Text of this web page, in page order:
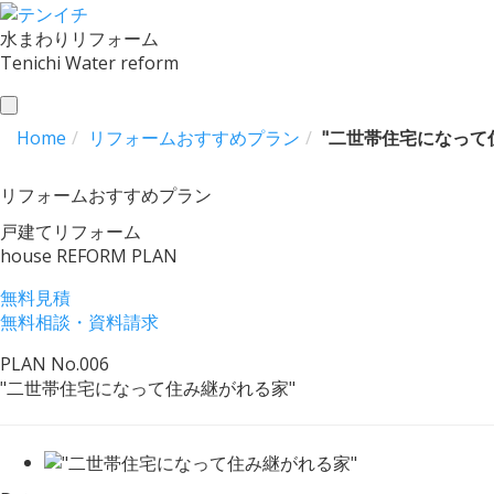
水まわりリフォーム
Tenichi Water reform
toggle
navigation
Home リフォームおすすめプラン "二世帯住宅になっ
リフォームおすすめプラン
戸建てリフォーム
house REFORM PLAN
無料見積
無料相談・資料請求
PLAN No.006
"二世帯住宅になって住み継がれる家"